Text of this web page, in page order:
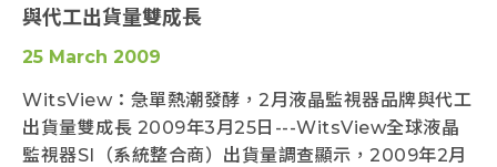
與代工出貨量雙成長
25 March 2009
WitsView：急單熱潮發酵，2月液晶監視器品牌與代工
出貨量雙成長 2009年3月25日---WitsView全球液晶
監視器SI（系統整合商）出貨量調查顯示，2009年2月